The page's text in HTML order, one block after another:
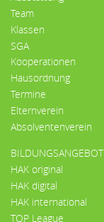
Team
Klassen
SGA
Kooperationen
Hausordnung
Termine
Elternverein
Absolventenverein
BILDUNGSANGEBOT
HAK original
HAK digital
HAK international
TOP League